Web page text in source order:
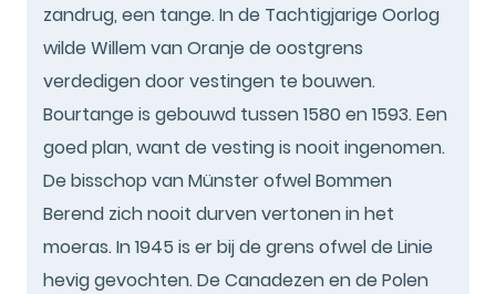
zandrug, een tange. In de Tachtigjarige Oorlog
wilde Willem van Oranje de oostgrens
verdedigen door vestingen te bouwen.
Bourtange is gebouwd tussen 1580 en 1593. Een
goed plan, want de vesting is nooit ingenomen.
De bisschop van Münster ofwel Bommen
Berend zich nooit durven vertonen in het
moeras. In 1945 is er bij de grens ofwel de Linie
hevig gevochten. De Canadezen en de Polen